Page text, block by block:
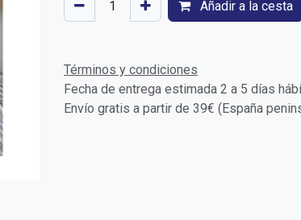
Añadir a la cesta
Términos y condiciones
Fecha de entrega estimada 2 a 5 días
Envío gratis a partir de 39€ (España